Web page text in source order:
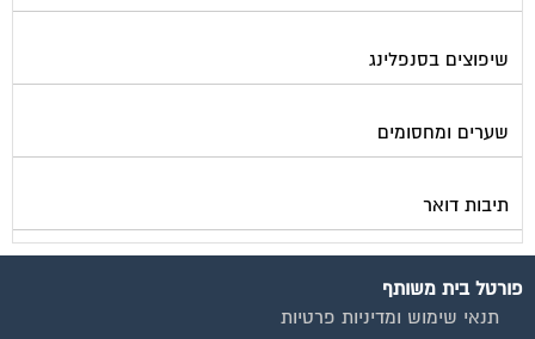
שיפוצים בסנפלינג
שערים ומחסומים
תיבות דואר
פורטל בית משותף
תנאי שימוש ומדיניות פרטיות